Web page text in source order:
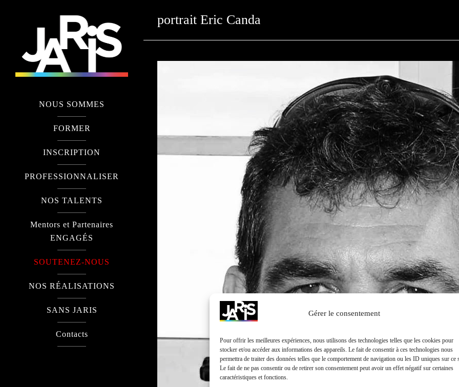
Gérer le consentement
Pour offrir les meilleures expériences, nous utilisons des technologies telles que les cookies pour
stocker et/ou accéder aux informations des appareils. Le fait de consentir à ces technologies nous
permettra de traiter des données telles que le comportement de navigation ou les ID uniques sur ce
Le fait de ne pas consentir ou de retirer son consentement peut avoir un effet négatif sur certaines
caractéristiques et fonctions.
NOUS SOMMES
FORMER
INSCRIPTION
PROFESSIONNALISER
NOS TALENTS
Mentors et Partenaires
ENGAGÉS
SOUTENEZ-NOUS
NOS RÉALISATIONS
SANS JARIS
Contacts
portrait Eric Canda